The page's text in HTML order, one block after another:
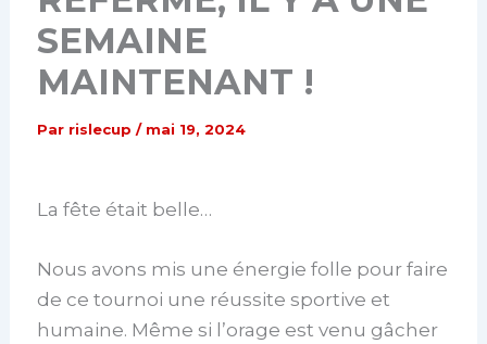
SEMAINE
MAINTENANT !
Par rislecup/ mai 19, 2024
La fête était belle…
Nous avons mis une énergie folle pour faire
de ce tournoi une réussite sportive et
humaine. Même si l’orage est venu gâcher